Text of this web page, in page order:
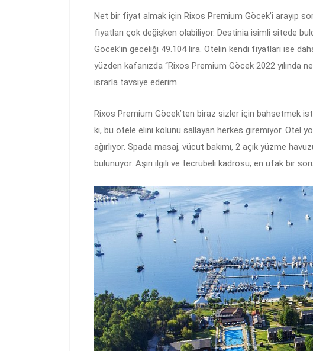
Net bir fiyat almak için Rixos Premium Göcek’i arayıp
fiyatları çok değişken olabiliyor. Destinia isimli sitede
Göcek’in geceliği 49.104 lira. Otelin kendi fiyatları ise
yüzden kafanızda “Rixos Premium Göcek 2022 yılında
ısrarla tavsiye ederim.
Rixos Premium Göcek’ten biraz sizler için bahsetmek
ki, bu otele elini kolunu sallayan herkes giremiyor. Otel
ağırlıyor. Spada masaj, vücut bakımı, 2 açık yüzme
bulunuyor. Aşırı ilgili ve tecrübeli kadrosu; en ufak bir